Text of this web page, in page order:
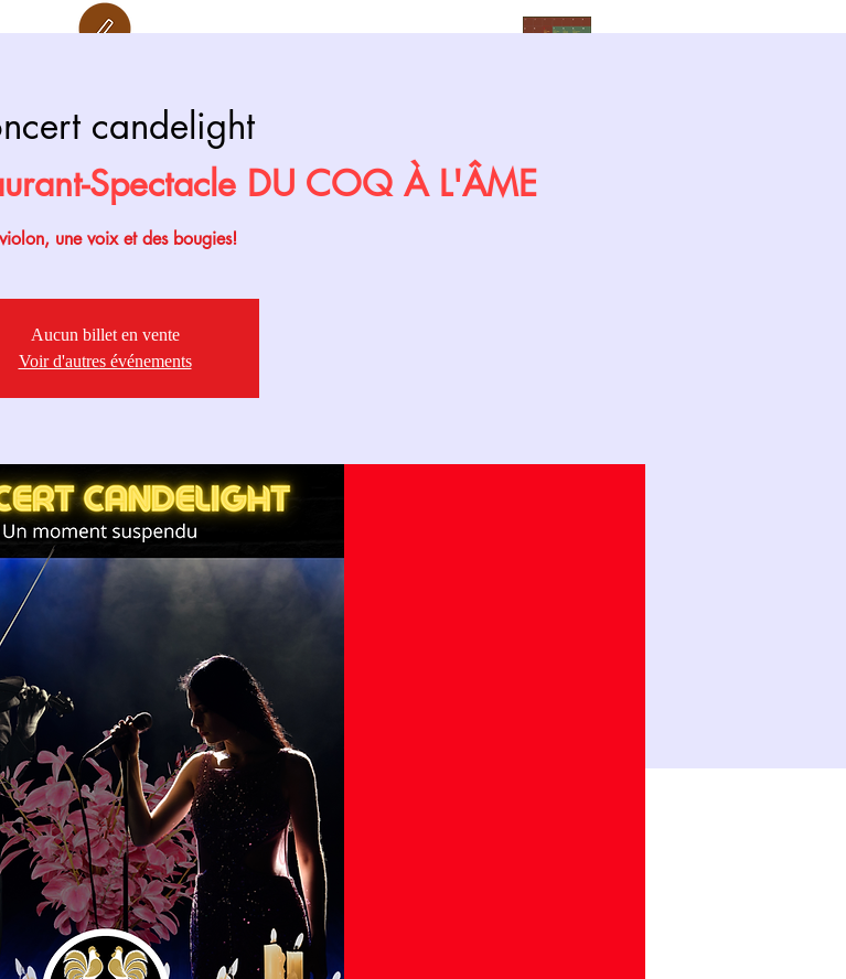
candelight
Spectacle DU COQ À L'ÂME
une voix et des bougies!
Aucun billet en vente
Voir d'autres événements